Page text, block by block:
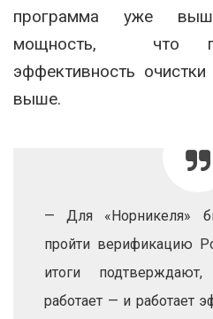
программа уже
мощность, что
эффективность
выше.
— Для «Норникеля»
пройти верификацию
итоги
работает — и работает